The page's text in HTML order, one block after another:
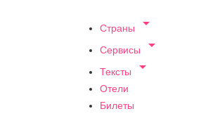
Страны 
Сервисы 
Тексты 
Отели
Билеты